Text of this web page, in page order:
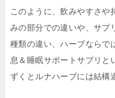
このように、飲みやすさや
みの部分での違いや、サプ
種類の違い、ハーブならで
息＆睡眠サポートサプリと
ずくとルナハーブには結構